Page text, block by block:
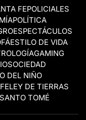
FEPOLICIALES
POLÍTICA
ESPECTÁCULOS
ESTILO DE VIDA
GAMING
SOCIEDAD
DEL NIÑO
LEY DE TIERRAS
TOMÉ